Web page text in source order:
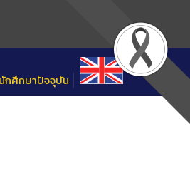
นักศึกษาปัจจุบัน